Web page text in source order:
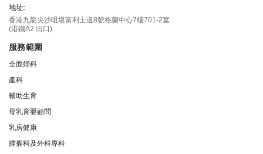
地址:
香港九龍尖沙咀堪富利士道8號格蘭中心7樓701-2室
(港鐵A2 出口)
服務範圍
全面婦科
產科
輔助生育
母乳育嬰顧問
乳房健康
腫瘤科及外科專科